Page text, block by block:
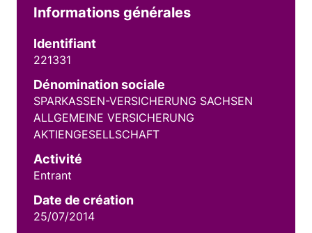
Informations générales
Identifiant
221331
Dénomination sociale
SPARKASSEN-VERSICHERUNG SACHSEN
ALLGEMEINE VERSICHERUNG
AKTIENGESELLSCHAFT
Activité
Entrant
Date de création
25/07/2014